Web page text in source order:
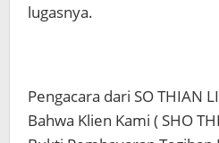
lugasnya.
Pengacara dari SO THIAN
Bahwa Klien Kami ( SHO